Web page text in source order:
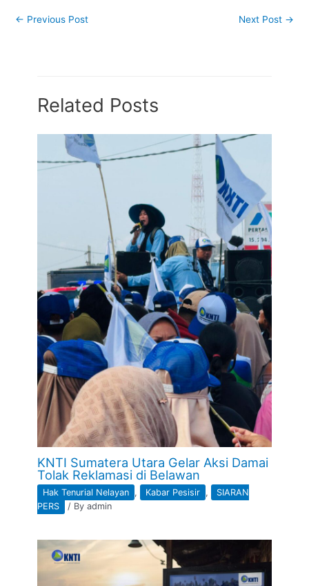
← Previous Post Next Post →
Related Posts
KNTI Sumatera Utara Gelar Aksi Damai
Tolak Reklamasi di Belawan
Hak Tenurial Nelayan , Kabar Pesisir ,
SIARAN
PERS
/ Byadmin